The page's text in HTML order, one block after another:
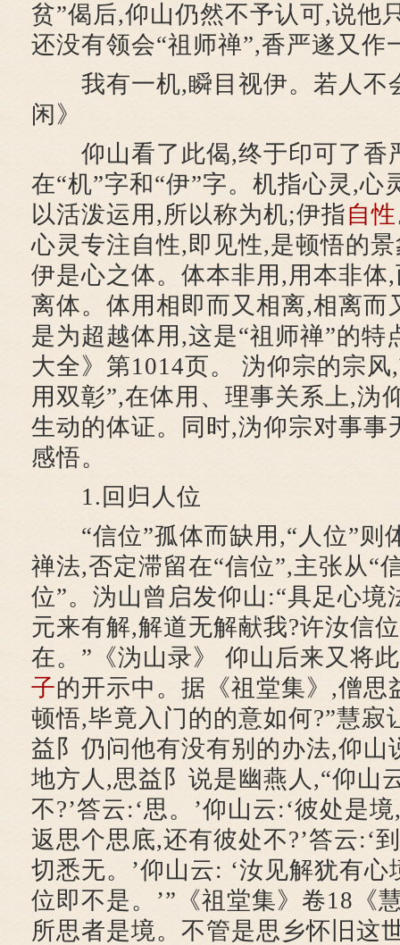
贫”偈后,仰山仍然不予认可,说他
还没有领会“祖师禅”,香严遂又作
我有一机,瞬目视伊。若人不
闲》
仰山看了此偈,终于印可了香
在“机”字和“伊”字。机指心灵,心
以活泼运用,所以称为机;伊指自性
心灵专注自性,即见性,是顿悟的
伊是心之体。体本非用,用本非体
离体。体用相即而又相离,相离而
是为超越体用,这是“祖师禅”的特
大全》第1014页。 沩仰宗的宗
用双彰”,在体用、理事关系上,沩
生动的体证。同时,沩仰宗对事事
感悟。
1.回归人位
“信位”孤体而缺用,“人位”则
禅法,否定滞留在“信位”,主张从“
位”。沩山曾启发仰山:“具足心境
元来有解,解道无解献我?许汝信
在。”《沩山录》 仰山后来又将
子的开示中。据《祖堂集》,僧思
顿悟,毕竟入门的的意如何?”慧寂
益阝仍问他有没有别的办法,仰山
地方人,思益阝说是幽燕人,“仰山
不?’答云:‘思。’仰山云:‘彼处是
返思个思底,还有彼处不?’答云:‘
切悉无。’仰山云: ‘汝见解犹有
位即不是。’”《祖堂集》卷18《
所思者是境。不管是思乡怀旧这